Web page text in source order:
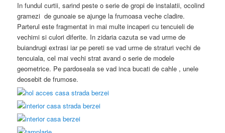
In fundul curtii, sarind peste o serie de gropi de instalatii, ocolind
gramezi de gunoaie se ajunge la frumoasa veche cladire.
Parterul este fragmentat in mai multe incaperi cu tencuieli de
vechimi si culori diferite. In zidaria cazuta se vad urme de
buiandrugi extrasi iar pe pereti se vad urme de straturi vechi de
tencuiala, cel mai vechi strat avand o serie de modele
geometrice. Pe pardoseala se vad inca bucati de cahle , unele
deosebit de frumose.